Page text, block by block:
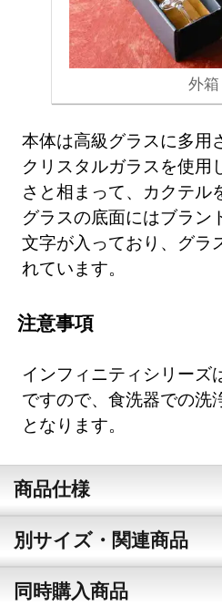
外箱
本体は高級グラスに多用
クリスタルガラスを使用
さと相まって、カクテル
グラスの底面にはブラ
文字が入っており、グラ
れています。
注意事項
インフィニティシリーズ
ですので、食洗器での洗
となります。
商品仕様
別サイズ・関連商品
同時購入商品